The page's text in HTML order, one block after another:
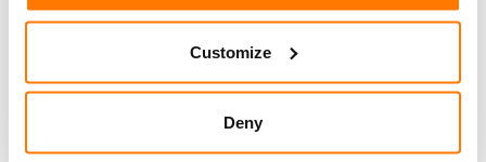
Customize
Deny
250 Millionen US-Dollar Investorengeld ein...
weiterlesen